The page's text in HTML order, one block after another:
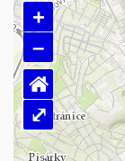
+
–
⌂
⤢